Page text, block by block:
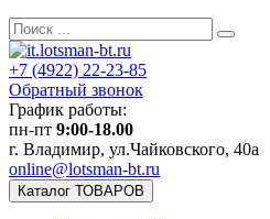
+7 (4922) 22-23-85
Обратный звонок
График работы:
пн-пт 9:00-18.00
г. Владимир, ул.Чайковского, 40а
online@lotsman-bt.ru
Каталог ТОВАРОВ